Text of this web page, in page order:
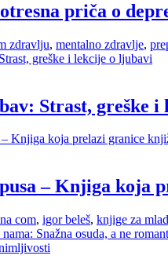
priča o
zdravlju, mentalno zdravlje,
Strast, greške i
– Knjiga koja
com, igor beleš, knjige za